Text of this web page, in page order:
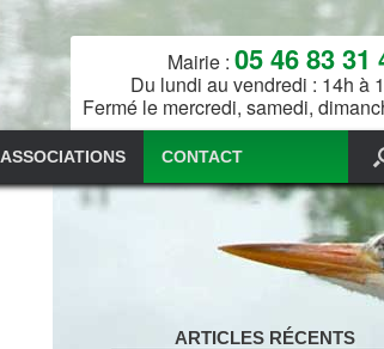
Mairie : 05 46 83 31
Du lundi au vendredi : 14h à
Fermé le mercredi, samedi,
ASSOCIATIONS CONTACT
ARTICLES RÉCENTS